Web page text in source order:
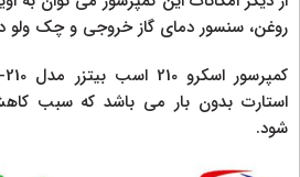
روغن، سنسور دمای گاز خروجی و چک ولو
استارت بدون بار می باشد که سبب
شود.